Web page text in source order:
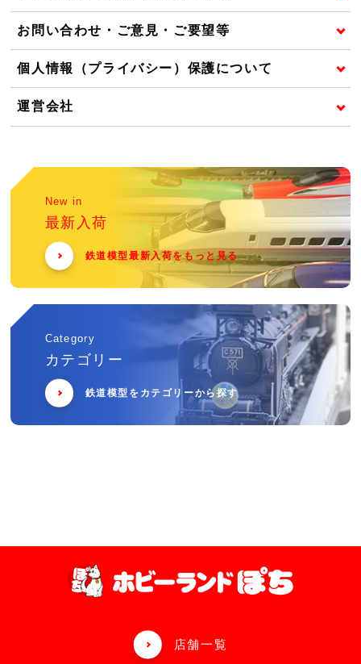
お問い合わせ・ご意見・ご要望等
個人情報（プライバシー）保護について
運営会社
New in
最新入荷
鉄道模型最新入荷をもっと見る
Category
カテゴリー
鉄道模型をカテゴリーから探す
店舗一覧